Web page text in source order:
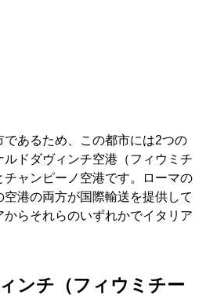
であるため、この都市には2つの
ドダヴィンチ空港（フィウミチ
ャンピーノ空港です。ローマの
港の両方が国際輸送を提供して
らそれらのいずれかでイタリア
ンチ（フィウミチー